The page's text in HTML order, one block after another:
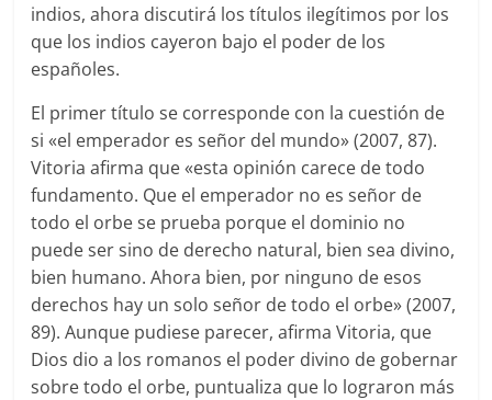
indios, ahora discutirá los títulos ilegítimos por los
que los indios cayeron bajo el poder de los
españoles.
El primer título se corresponde con la cuestión de
si «el emperador es señor del mundo» (2007, 87).
Vitoria afirma que «esta opinión carece de todo
fundamento. Que el emperador no es señor de
todo el orbe se prueba porque el dominio no
puede ser sino de derecho natural, bien sea divino,
bien humano. Ahora bien, por ninguno de esos
derechos hay un solo señor de todo el orbe» (2007,
89). Aunque pudiese parecer, afirma Vitoria, que
Dios dio a los romanos el poder divino de gobernar
sobre todo el orbe, puntualiza que lo lograron más